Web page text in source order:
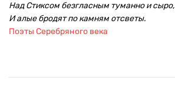
Над Стиксом безгласным туманно и сыро,
И алые бродят по камням отсветы.
Поэты Серебряного века